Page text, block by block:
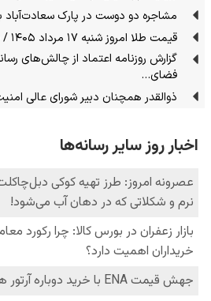
مشاجره دو دوست در پارک سعادت‌آباد
قیمت طلا امروز شنبه ۱۷ مرداد ۱۴۰۵ / طلای ۱۸ عیار گران شد
گزارش روزنامه اعتماد از چالش‌های
فضای…
ذوالقدر همچنان دبیر شورای ‌عالی